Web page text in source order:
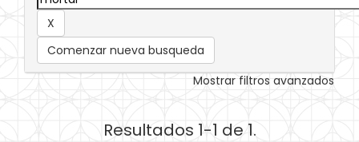
Comenzar nueva busqueda
Mostrar filtros avanzados
Resultados 1-1 de 1.